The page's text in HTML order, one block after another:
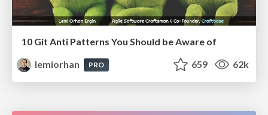
10 Git Anti Patterns You Should be Aware of
lemiorhan
PRO 659 62k